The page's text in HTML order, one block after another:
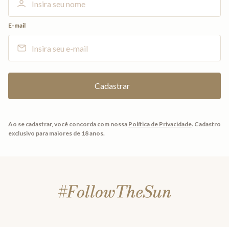
E-mail
Ao se cadastrar, você concorda com nossa Política de Privacidade. Cadastro
exclusivo para maiores de 18 anos.